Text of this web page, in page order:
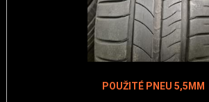
POUŽITÉ PNEU 5,5MM